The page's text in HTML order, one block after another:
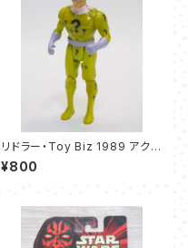
リドラー・Toy Biz 1989 アクシ
ョンフィギュア
¥800